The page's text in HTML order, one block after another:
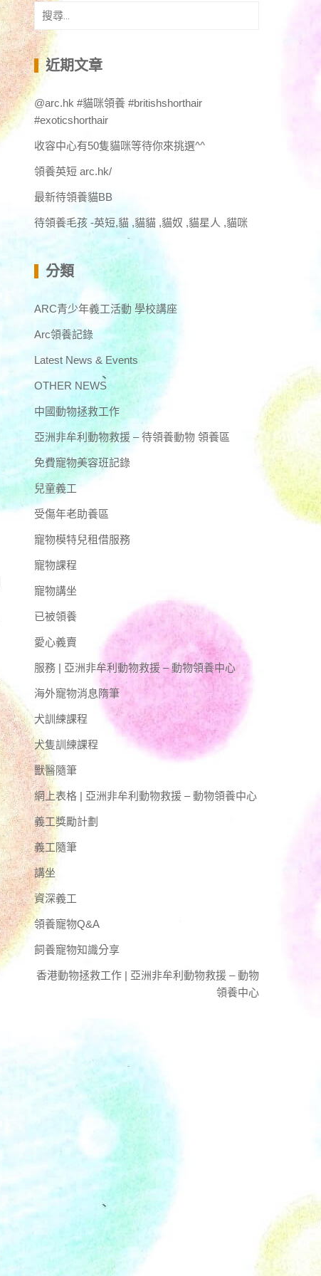
搜
尋
關
鍵
字:
近期文章
@arc.hk #貓咪領養 #britishshorthair
#exoticshorthair
收容中心有50隻貓咪等待你來挑選^^
領養英短 arc.hk/
最新待領養貓BB
待領養毛孩 -英短,貓 ,貓貓 ,貓奴 ,貓星人 ,貓咪
分類
ARC青少年義工活動 學校講座
Arc領養記錄
Latest News & Events
OTHER NEWS
中國動物拯救工作
亞洲非牟利動物救援 – 待領養動物 領養區
免費寵物美容班記錄
兒童義工
受傷年老助養區
寵物模特兒租借服務
寵物課程
寵物講坐
已被領養
愛心義賣
服務 | 亞洲非牟利動物救援 – 動物領養中心
海外寵物消息隋筆
犬訓練課程
犬隻訓練課程
獸醫隨筆
網上表格 | 亞洲非牟利動物救援 – 動物領養中心
義工獎勵計劃
義工隨筆
講坐
資深義工
領養寵物Q&A
飼養寵物知識分享
香港動物拯救工作 | 亞洲非牟利動物救援 – 動物
領養中心